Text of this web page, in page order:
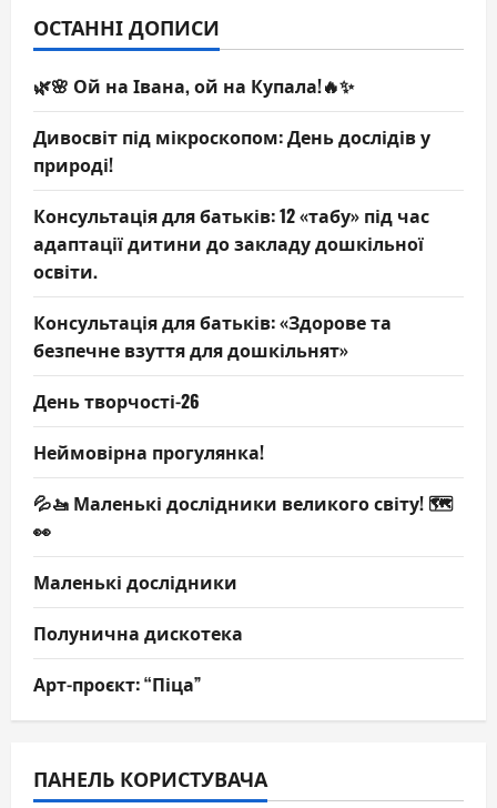
ОСТАННІ ДОПИСИ
🌿🌸 Ой на Івана, ой на Купала!🔥✨
Дивосвіт під мікроскопом: День дослідів у
природі!
Консультація для батьків: 12 «табу» під час
адаптації дитини до закладу дошкільної
освіти.
Консультація для батьків: «Здорове та
безпечне взуття для дошкільнят»
День творчості-26
Неймовірна прогулянка!
💦🚤 Маленькі дослідники великого світу! 🗺️
👀
Маленькі дослідники
Полунична дискотека
Арт-проєкт: “Піца”
ПАНЕЛЬ КОРИСТУВАЧА